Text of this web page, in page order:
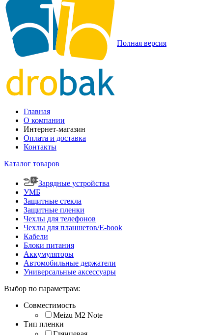
Полная версия
Главная
О компании
Интернет-магазин
Оплата и доставка
Контакты
Каталог товаров
Зарядные устройства
УМБ
Защитные стекла
Защитные пленки
Чехлы для телефонов
Чехлы для планшетов/E-book
Кабели
Блоки питания
Аккумуляторы
Автомобильные держатели
Универсальные аксессуары
Выбор по параметрам:
Совместимость
Meizu M2 Note
Тип пленки